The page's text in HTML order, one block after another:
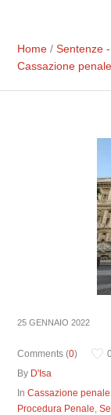
Home /Sentenze
Cassazione
25 GENNAIO 2022
Comments (0)
By D'Isa
InCassazione
Procedura Penale,